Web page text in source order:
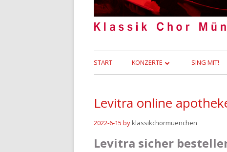
Primäres
START KONZERTE
HÖRBEISPIELE
SING MIT!
Levitra online
2022-6-15 byklassikchormuenchen
Levitra sicher